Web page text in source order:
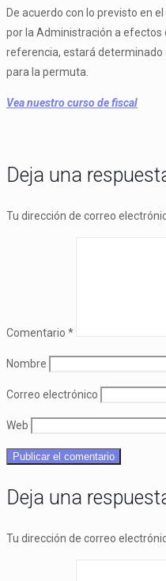
De acuerdo con lo previsto en
por la Administración a efectos
referencia, estará determinado
para la permuta.
Vea nuestro curso de fiscal
Deja una
Tu dirección de correo
Comentario *
Nombre
Correo electrónico
Web
Deja una
Tu dirección de correo